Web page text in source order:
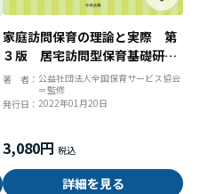
家庭訪問保育の理論と実際 第
３版 居宅訪問型保育基礎研修
テキスト・一般型家庭訪問保育
学習テキスト
著 者： 公益社団法人全国保育サービス協会
＝監修
発行日： 2022年01月20日
3,080円
詳細を見る